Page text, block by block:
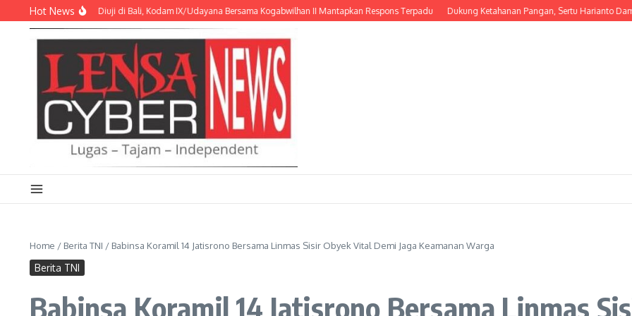
Lewati ke konten
Hot News
Bencana Diuji di Bali, Kodam IX/Udayana Bersama Kogabwilhan II Mantapkan Respons Terpadu Dukung Ketahanan Pangan, Sertu Harianto Dampingi
Home / Berita TNI / Babinsa Koramil 14 Jatisrono Bersama Linmas Sisir Obyek Vital Demi Jaga Keamanan Warga
Berita TNI
Babinsa Koramil 14 Jatisrono Bersama Linmas